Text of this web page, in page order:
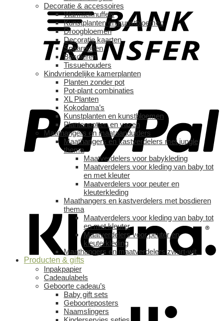
Decoratie & accessoires
Warmteknuffels
Kunstplanten en kunstbloemen
Droogbloemen
Decoratie kaarten
Spaarpotten
Bosdieren
Tissuehouders
Kindvriendelijke kamerplanten
Planten zonder pot
Pot-plant combinaties
XL Planten
Kokodama’s
Kunstplanten en kunstbloemen
Plantenpotten en vazen
Maathangers en maataanduiders
Maathangers en kastverdelers met jungle
thema
Maatverdelers voor babykleding
Maatverdelers voor kleding van baby tot
en met kleuter
Maatverdelers voor peuter en
kleuterkleding
Maathangers en kastverdelers met bosdieren
thema
Maatverdelers voor kleding van baby tot
en met kleuter
Maatverdelers voor peuter en
kleuterkleding
Maathangers en maatverdelers zwart-wit
Producten & gifts
Inpakpapier
Cadeaulabels
Geboorte cadeau’s
Baby gift sets
Geboorteposters
Naamslingers